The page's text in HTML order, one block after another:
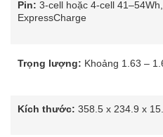
Pin: 3-cell hoặc 4-cell
ExpressCharge
Trọng lượng: Khoảng 1.63 –
Kích thước: 358.5 x 234.9 x